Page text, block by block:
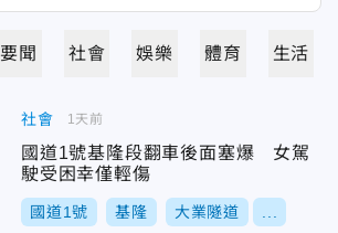
要聞 社會 娛樂 體育 生活
社會
國道1號基隆段翻車後面塞爆 女駕
駛受困幸僅輕傷
國道1號 基隆 大業隧道
1天前